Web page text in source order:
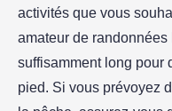
activités que vous
amateur de
suffisamment long pour
pied. Si vous prévoyez